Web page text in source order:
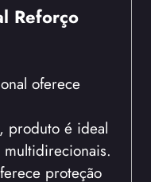
Reforço
oferece
produto é ideal
proteção